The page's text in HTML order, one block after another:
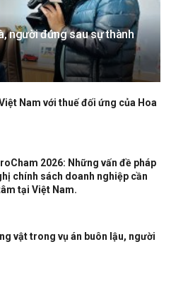
người đứng sau sự thành
Nam với thuế đối ứng của Hoa
2026: Những vấn đề pháp
chính sách doanh nghiệp cần
tại Việt Nam.
vật trong vụ án buôn lậu, người